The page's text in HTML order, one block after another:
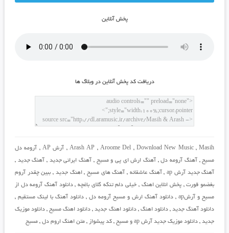
پخش آنلاين
دريافت کد پخش آنلاين در وبلاگ ها
Arash AP , Aroome Del , Download New Music,Masih
, آرش AP , آرومه دل
مسیح, آهنگ آرومه دل, آهنگ ارش ای پی و مسیح , آهنگ ایرانی جدید , آهنگ جدید ,
آهنگ جدید آرش ap
, آهنگ عاشقانه , آهنگ های مسیح ,اهنگ جدید , ببین چقدر آروم
بغضمو قورت, پخش انلاین اهنگ , خیلی دلم تنگه گلای باغچه,دانلود آهنگ آرومه دل از
مسیح و آرشap
, دانلود آهنگ ارش و مسیح آرومه دل,دانلود آهنگ با لینک مستقیم ,
دانلود آهنگ جدید,دانلود اهنگ ,دانلود اهنگ جدید, دانلود اهنگ مسیح,دانلود موزیک
جدید, دانلود موزیک جدید آرش ap و مسیح , کد پیشواز , متن اهنگ اروم دل, مسیح